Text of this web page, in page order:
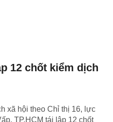
12 chốt kiểm dịch
xã hội theo Chỉ thị 16, lực
TP.HCM tái lập 12 chốt